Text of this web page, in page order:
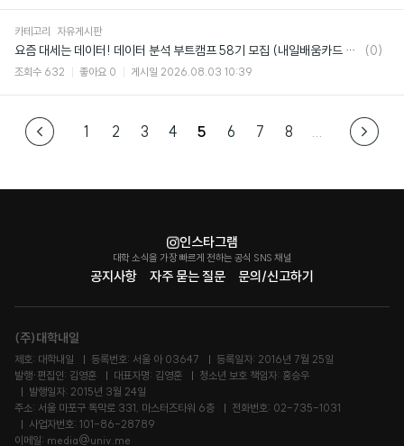
카테고리 자유게시판
요즘 대세는 데이터! 데이터 분석 부트캠프 58기 모집 (내일배움카드 95% 국비지원)
댓
(0)
조회수 632 좋아요 0 게시일 2026.08.03 10:39
1 2 3 4 5 6 7 8
공지사항 자주 묻는 질문 문의/신고하기
인스타그램
대학 소식을 가장 빠르게 전하는 공식 SNS 채널
(주)대학내일
제호: 대학내일 등록번호: 서울 아 03647
등록일자: 2016년 7월 25일
발행·편집인: 김영훈
대표자명: 김영훈
청소년 보호 책임자: 홍승우
발행일자: 2015년 3월 24일
주소: 서울 마포구 독막로 331, 마스터즈타워 6층
전화번호: 02-735-1031
사업자번호: 101-86-28789
이메일: media@univ.me